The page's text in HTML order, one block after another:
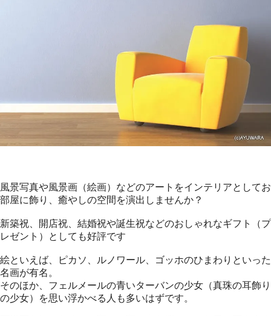
風景写真や風景画（絵画）などのアートをインテリアとしてお
部屋に飾り、癒やしの空間を演出しませんか？
新築祝、開店祝、結婚祝や誕生祝などのおしゃれなギフト（プ
レゼント）としても好評です
絵といえば、ピカソ、ルノワール、ゴッホのひまわりといった
名画が有名。
そのほか、フェルメールの青いターバンの少女（真珠の耳飾り
の少女）を思い浮かべる人も多いはずです。